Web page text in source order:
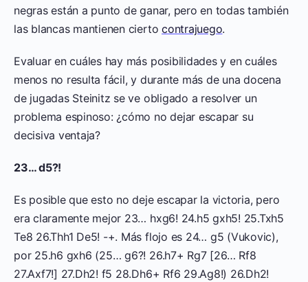
negras están a punto de ganar, pero en todas también
las blancas mantienen ciertocontrajuego.
Evaluar en cuáles hay más posibilidades y en cuáles
menos no resulta fácil, y durante más de una docena
de jugadas Steinitz se ve obligado a resolver un
problema espinoso: ¿cómo no dejar escapar su
decisiva ventaja?
23… d5?!
Es posible que esto no deje escapar la victoria, pero
era claramente mejor 23… hxg6! 24.h5 gxh5! 25.Txh5
Te8 26.Thh1 De5! -+. Más flojo es 24… g5 (Vukovic),
por 25.h6 gxh6 (25… g6?! 26.h7+ Rg7 [26… Rf8
27.Axf7!] 27.Dh2! f5 28.Dh6+ Rf6 29.Ag8!) 26.Dh2!